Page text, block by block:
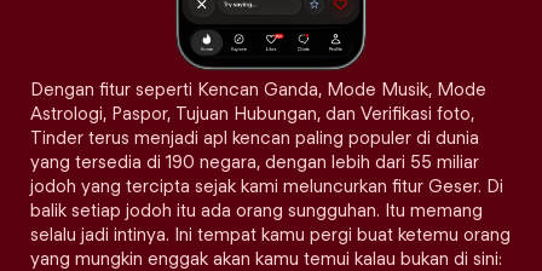
Dengan fitur seperti Kencan Ganda, Mode Musik, Mode
Astrologi, Paspor, Tujuan Hubungan, dan Verifikasi foto,
Tinder terus menjadi apl kencan paling populer di dunia
yang tersedia di 190 negara, dengan lebih dari 55 miliar
jodoh yang tercipta sejak kami meluncurkan fitur Geser. Di
balik setiap jodoh itu ada orang sungguhan. Itu memang
selalu jadi intinya. Ini tempat kamu pergi buat ketemu orang
yang mungkin enggak akan kamu temui kalau bukan di sini: